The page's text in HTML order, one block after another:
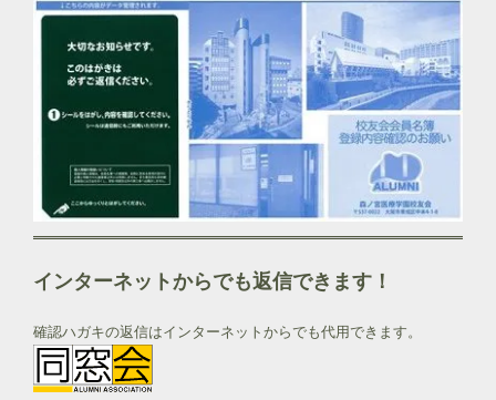
インターネットからでも返信できます！
確認ハガキの返信はインターネットからでも代用できます。